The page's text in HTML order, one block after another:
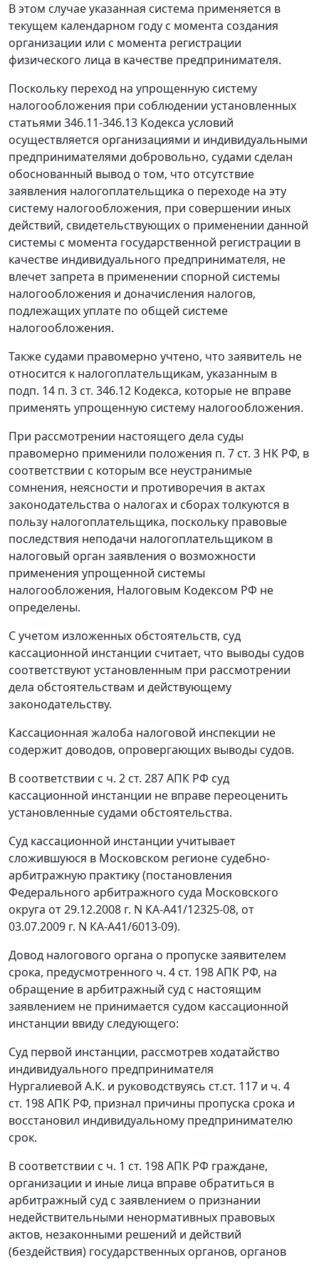
В этом случае указанная система применяется в
текущем календарном году с момента создания
организации или с момента регистрации
физического лица в качестве предпринимателя.
Поскольку переход на упрощенную систему
налогообложения при соблюдении установленных
статьями 346.11-346.13 Кодекса условий
осуществляется организациями и индивидуальными
предпринимателями добровольно, судами сделан
обоснованный вывод о том, что отсутствие
заявления налогоплательщика о переходе на эту
систему налогообложения, при совершении иных
действий, свидетельствующих о применении данной
системы с момента государственной регистрации в
качестве индивидуального предпринимателя, не
влечет запрета в применении спорной системы
налогообложения и доначисления налогов,
подлежащих уплате по общей системе
налогообложения.
Также судами правомерно учтено, что заявитель не
относится к налогоплательщикам, указанным в
подп. 14 п. 3 ст. 346.12 Кодекса, которые не вправе
применять упрощенную систему налогообложения.
При рассмотрении настоящего дела суды
правомерно применили положения п. 7 ст. 3 НК РФ, в
соответствии с которым все неустранимые
сомнения, неясности и противоречия в актах
законодательства о налогах и сборах толкуются в
пользу налогоплательщика, поскольку правовые
последствия неподачи налогоплательщиком в
налоговый орган заявления о возможности
применения упрощенной системы
налогообложения, Налоговым Кодексом РФ не
определены.
С учетом изложенных обстоятельств, суд
кассационной инстанции считает, что выводы судов
соответствуют установленным при рассмотрении
дела обстоятельствам и действующему
законодательству.
Кассационная жалоба налоговой инспекции не
содержит доводов, опровергающих выводы судов.
В соответствии с ч. 2 ст. 287АПК РФ суд
кассационной инстанции не вправе переоценить
установленные судами обстоятельства.
Суд кассационной инстанции учитывает
сложившуюся в Московском регионе судебно-
арбитражную практику (постановления
Федерального арбитражного суда Московского
округа от 29.12.2008 г. N КА-А41/12325-08, от
03.07.2009 г. N КА-А41/6013-09).
Довод налогового органа о пропуске заявителем
срока, предусмотренного ч. 4 ст. 198АПК РФ, на
обращение в арбитражный суд с настоящим
заявлением не принимается судом кассационной
инстанции ввиду следующего:
Суд первой инстанции, рассмотрев ходатайство
индивидуального предпринимателя
Нургалиевой А.К. и руководствуясь ст.ст. 117 и ч. 4
ст. 198АПК РФ, признал причины пропуска срока и
восстановил индивидуальному предпринимателю
срок.
В соответствии с ч. 1 ст. 198АПК РФ граждане,
организации и иные лица вправе обратиться в
арбитражный суд с заявлением о признании
недействительными ненормативных правовых
актов, незаконными решений и действий
(бездействия) государственных органов, органов